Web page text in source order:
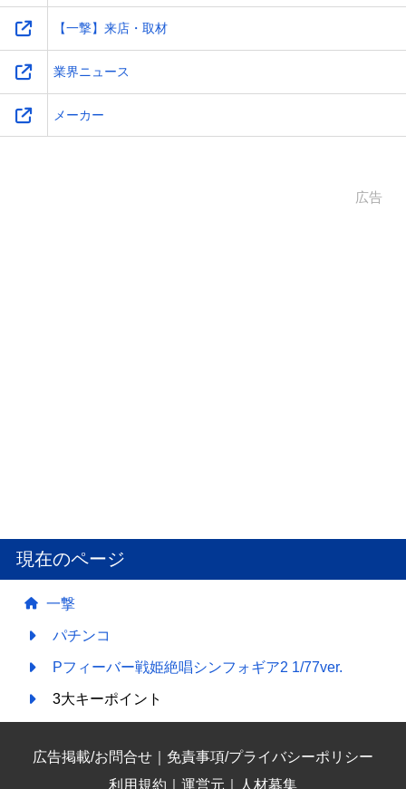
【一撃】来店・取材
業界ニュース
メーカー
広告
現在のページ
一撃
パチンコ
Pフィーバー戦姫絶唱シンフォギア2 1/77ver.
3大キーポイント
広告掲載/お問合せ ｜ 免責事項/プライバシーポリシー
利用規約 ｜ 運営元 ｜ 人材募集